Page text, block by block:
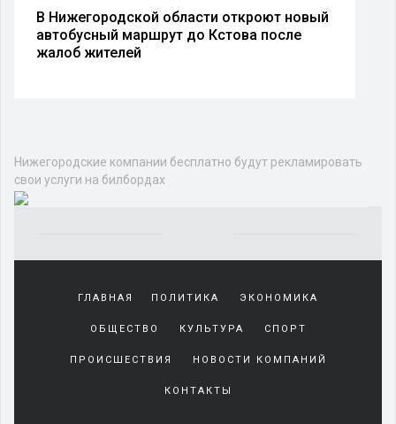
В Нижегородской области откроют новый
автобусный маршрут до Кстова после
жалоб жителей
Нижегородские компании бесплатно будут рекламировать
свои услуги на билбордах
sürekli
beraber
geçirerek
harcadığı
ГЛАВНАЯ ПОЛИТИКА ЭКОНОМИКА
ОБЩЕСТВО КУЛЬТУРА СПОРТ
ПРОИСШЕСТВИЯ НОВОСТИ КОМПАНИЙ
КОНТАКТЫ